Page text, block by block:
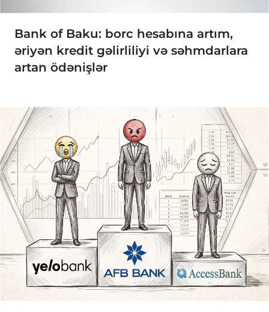
Bank of Baku: borc hesabına artım,
əriyən kredit gəlirliliyi və səhmdarlara
artan ödənişlər